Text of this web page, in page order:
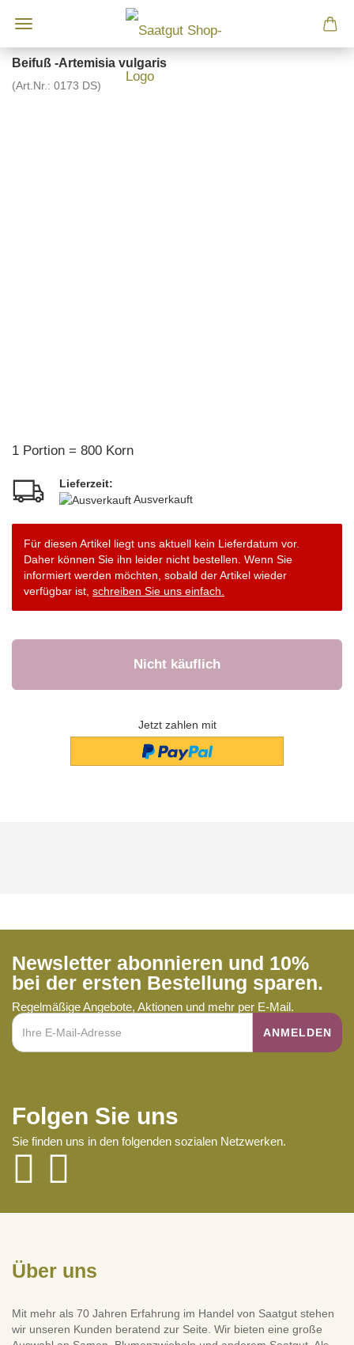
Beifuß -Artemisia vulgaris
(Art.Nr.: 0173 DS)
1 Portion = 800 Korn
Lieferzeit:
Ausverkauft
Für diesen Artikel liegt uns aktuell kein Lieferdatum vor.
Daher können Sie ihn leider nicht bestellen. Wenn Sie
informiert werden möchten, sobald der Artikel wieder
verfügbar ist, schreiben Sie uns einfach.
Jetzt zahlen mit
Newsletter abonnieren und 10%
bei der ersten Bestellung sparen.
Regelmäßige Angebote, Aktionen und mehr per E-Mail.
Folgen Sie uns
Sie finden uns in den folgenden sozialen Netzwerken.
Über uns
Mit mehr als 70 Jahren Erfahrung im Handel von Saatgut stehen
wir unseren Kunden beratend zur Seite. Wir bieten eine große